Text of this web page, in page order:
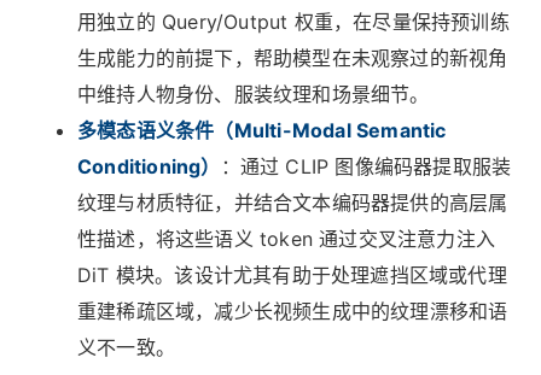
用独立的 Query/Output 权重，在尽量保持预训练
生成能力的前提下，帮助模型在未观察过的新视角
中维持人物身份、服装纹理和场景细节。
多模态语义条件（Multi-Modal Semantic
Conditioning）
：通过 CLIP 图像编码器提取服装
纹理与材质特征，并结合文本编码器提供的高层属
性描述，将这些语义 token 通过交叉注意力注入
DiT 模块。该设计尤其有助于处理遮挡区域或代理
重建稀疏区域，减少长视频生成中的纹理漂移和语
义不一致。